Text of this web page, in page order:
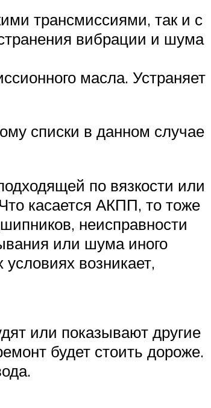
трансмиссиями, так и с
вибрации и шума
масла. Устраняет
списки в данном случае
по вязкости или
касается АКПП, то тоже
неисправности
или шума иного
возникает,
или показывают другие
будет стоить дороже.